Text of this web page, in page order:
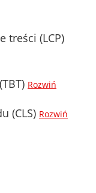
treści (LCP)
Rozwiń
(CLS) Rozwiń